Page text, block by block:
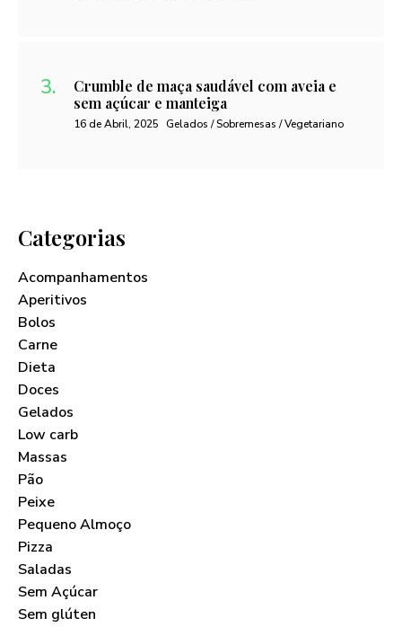
Crumble de maça saudável com aveia e
sem açúcar e manteiga
16 de Abril, 2025 Gelados / Sobremesas / Vegetariano
Categorias
Acompanhamentos
Aperitivos
Bolos
Carne
Dieta
Doces
Gelados
Low carb
Massas
Pão
Peixe
Pequeno Almoço
Pizza
Saladas
Sem Açúcar
Sem glúten